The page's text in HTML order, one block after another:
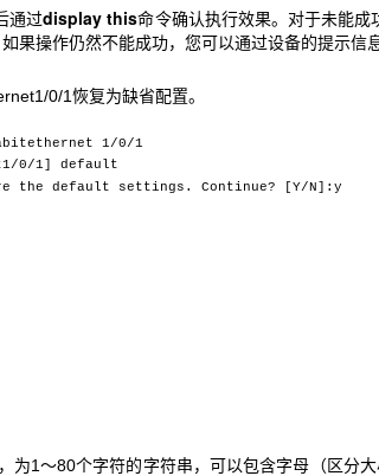
通过display this命令确认执行效果。对于未能
果操作仍然不能成功，您可以通过设备的提示信
0/1恢复为缺省配置。
1/0/1
0/1] default
the default settings. Continue? [Y/N]:y
为1～80个字符的字符串，可以包含字母（区分